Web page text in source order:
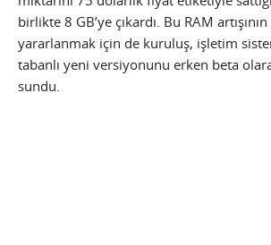
birlikte 8 GB’ye çıkardı. Bu RAM
yararlanmak için de kuruluş, işletim
tabanlı yeni versiyonunu erken beta
sundu.